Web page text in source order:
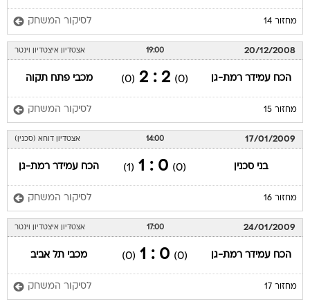
מחזור 14 לסיקור המשחק
20/12/2008
19:00 אצטדיון איצטדיון וינטר
הכח עמידר רמת-גן (0)
2 : 2
(0) מכבי פתח תקוה
מחזור 15 לסיקור המשחק
17/01/2009
14:00 אצטדיון דוחא (סכנין)
בני סכנין (0)
0 : 1
(1) הכח עמידר רמת-גן
מחזור 16 לסיקור המשחק
24/01/2009
17:00 אצטדיון איצטדיון וינטר
הכח עמידר רמת-גן (0)
0 : 1
(0) מכבי תל אביב
מחזור 17 לסיקור המשחק